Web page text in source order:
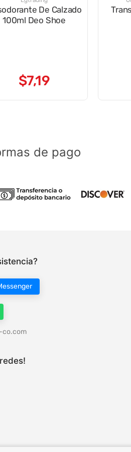
De Calzado
100ml Deo Shoe
$7,19
de pago
co.com